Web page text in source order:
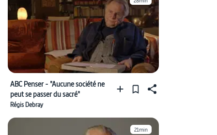
ABC Penser - "Aucune société ne
peut se passer du sacré"
Régis Debray
21min